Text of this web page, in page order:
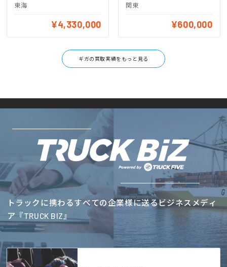
東海
¥4,330,000
関東
¥600,000
ギガの買取実績をもっと見る
トラックに携わるすべての企業様に送るビジネスメディ
ア『TRUCK BIZ』